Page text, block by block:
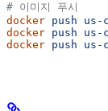
# 이미지 푸시
docker push us-
docker push us-
docker push us-